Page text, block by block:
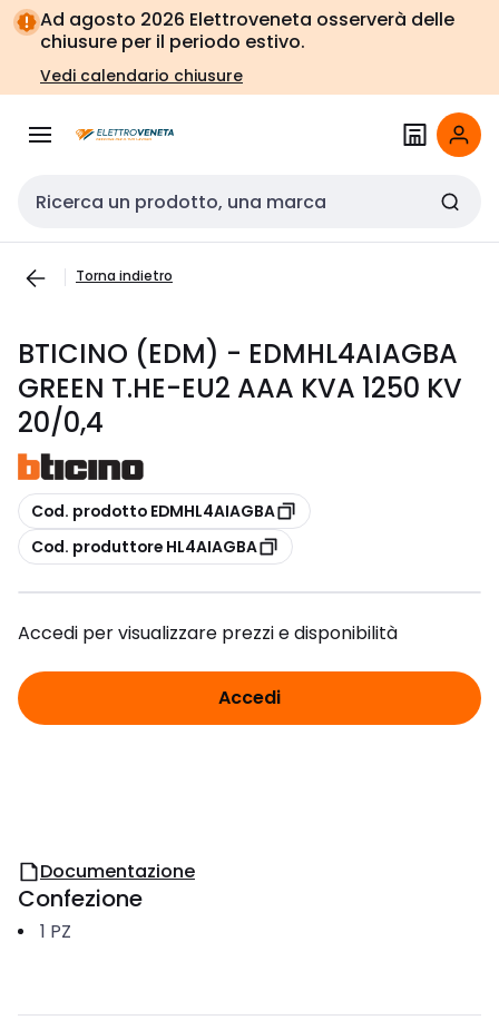
Vai alla
navigazione
Vai
alla
pagina
Ad agosto 2026 Elettroveneta osserverà delle
chiusure per il periodo estivo.
Vedi calendario chiusure
Cerca input
Torna indietro
BTICINO (EDM) - EDMHL4AIAGBA
GREEN T.HE-EU2 AAA KVA 1250 KV
20/0,4
copia
Cod. prodotto EDMHL4AIAGBA
copia
Cod. produttore HL4AIAGBA
Accedi per visualizzare prezzi e disponibilità
Accedi
Documentazione
Confezione
1 PZ